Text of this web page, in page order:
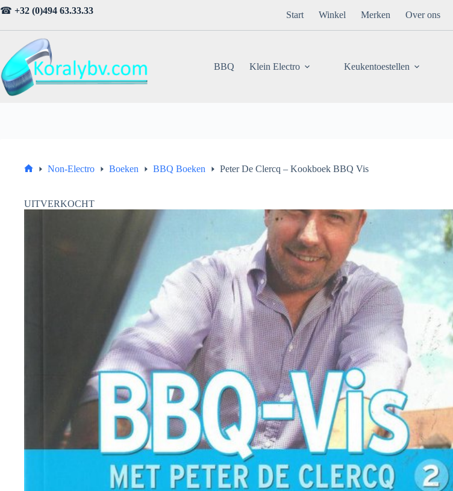
Ga
naar
☎ +32 (0)494 63.33.33 Start Winkel Merken Over ons
BBQ Klein Electro Keukentoestellen
Non-Electro Boeken BBQ Boeken Peter De Clercq – Kookboek BBQ Vis
UITVERKOCHT